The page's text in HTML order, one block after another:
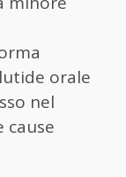
orale
nel